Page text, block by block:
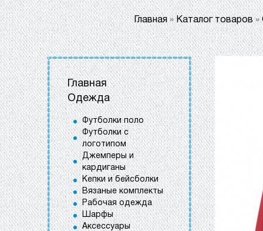
Главная»Каталог товаров»
Главная
Одежда
Футболки поло
Футболки с
логотипом
Джемперы и
кардиганы
Кепки и бейсболки
Вязаные комплекты
Рабочая одежда
Шарфы
Аксессуары